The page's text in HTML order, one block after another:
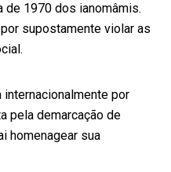
1970 dos ianomâmis.
supostamente violar as
internacionalmente por
pela demarcação de
homenagear sua